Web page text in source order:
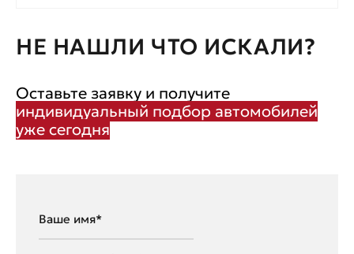
НЕ НАШЛИ ЧТО ИСКАЛИ?
Оставьте заявку и получите
индивидуальный подбор автомобилей
уже сегодня